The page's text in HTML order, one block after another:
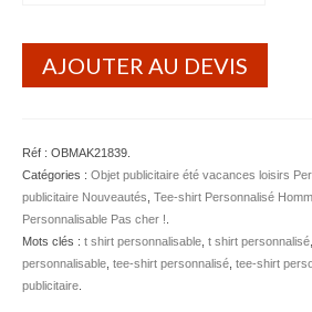
Voiture Goodies
Gourde Personnalisable
Bouteille Personnalisable
Mug & Tasse
AJOUTER AU DEVIS
Réf : OBMAK21839
Catégories : Objet publicitaire été vacances loisirs
publicitaire Nouveautés Tee-shirt Personnalisé
Personnalisable Pas cher !
Mots clés : t shirt personnalisable t shirt personnalisé
personnalisable tee-shirt personnalisé tee-shirt
publicitaire